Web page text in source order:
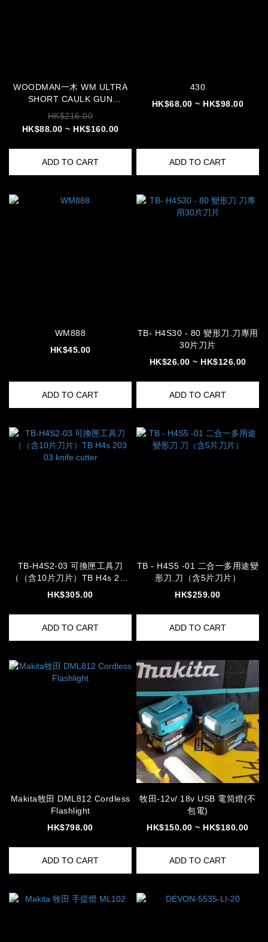
WOODMAN一木 WM ULTRA
SHORT CAULK GUN
CORNER MASTER MASG -
HK$216.00
HK$88.00 ~ HK$160.00
ADD TO CART
430
HK$68.00 ~ HK$98.00
ADD TO CART
WM888
HK$45.00
ADD TO CART
TB- H4S30 - 80 變形刀.刀專用
30片刀片
HK$26.00 ~ HK$126.00
ADD TO CART
TB-H4S2-03 可換匣工具刀
（（含10片刀片）TB H4s 203
03 knife cutter
HK$305.00
ADD TO CART
TB - H4S5 -01 二合一多用途變
形刀.刀（含5片刀片）
HK$259.00
ADD TO CART
Makita牧田 DML812 Cordless
Flashlight
HK$798.00
ADD TO CART
牧田-12v/ 18v USB 電筒燈(不
包電)
HK$150.00 ~ HK$180.00
ADD TO CART